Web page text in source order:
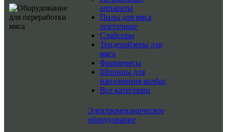
аппараты
Пилы для мяса
ленточные
Слайсеры
Тендерайзеры для
мяса
Фаршемесы
Шприцы для
наполнения колбас
Все категории
Электромеханическое
оборудование